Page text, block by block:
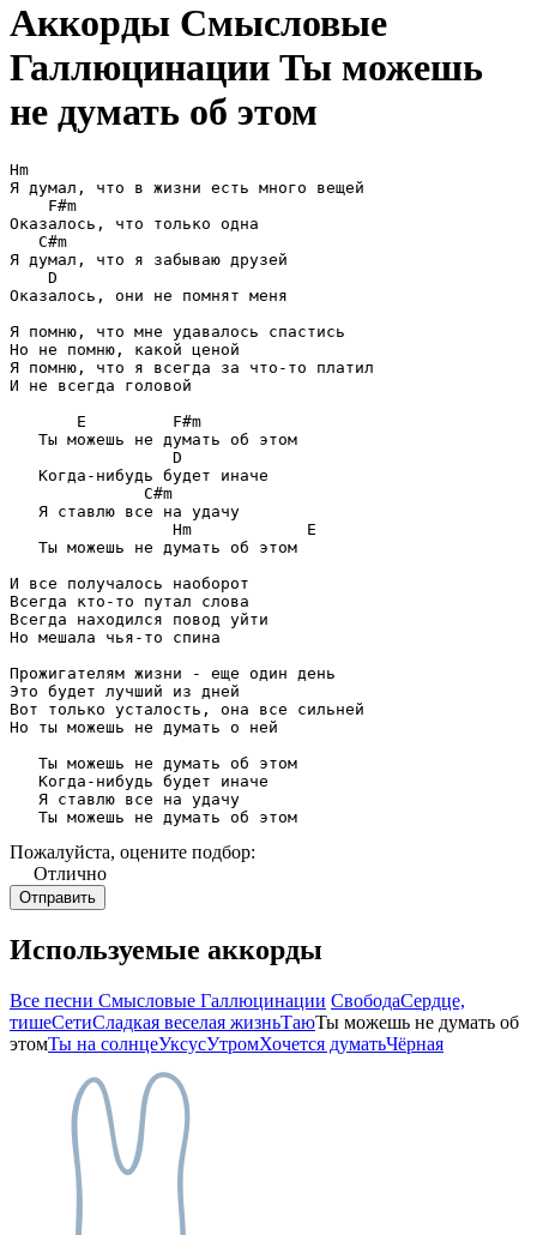
Аккорды Смысловые
Галлюцинации Ты можешь
не думать об этом
Hm
Я думал, что в жизни есть много вещей
    F#m
Оказалось, что только одна
   C#m
Я думал, что я забываю друзей
    D
Оказалось, они не помнят меня
Я помню, что мне удавалось спастись
Но не помню, какой ценой
Я помню, что я всегда за что-то платил
И не всегда головой
       E         F#m
   Ты можешь не думать об этом
                 D
   Когда-нибудь будет иначе
              C#m
   Я ставлю все на удачу
                 Hm            E
   Ты можешь не думать об этом
И все получалось наоборот
Всегда кто-то путал слова
Всегда находился повод уйти
Но мешала чья-то спина
Прожигателям жизни - еще один день
Это будет лучший из дней
Вот только усталость, она все сильней
Но ты можешь не думать о ней
   Ты можешь не думать об этом
   Когда-нибудь будет иначе
   Я ставлю все на удачу
   Ты можешь не думать об этом
Пожалуйста, оцените подбор:
Отлично
Используемые аккорды
Все песни Смысловые Галлюцинации СвободаСердце,
тишеСетиСладкая веселая жизньТаюТы можешь не думать об
этомТы на солнцеУксусУтромХочется думатьЧёрная